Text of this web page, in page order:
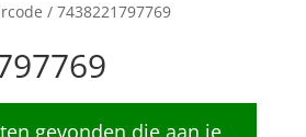
/ 7438221797769
gevonden die aan je